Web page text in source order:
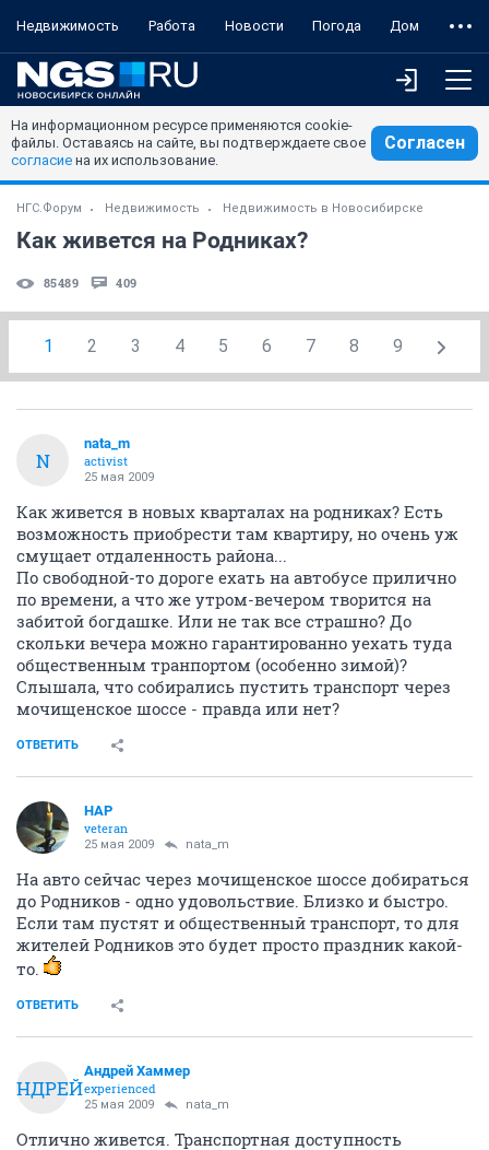
Недвижимость Работа Новости Погода Дом
На информационном ресурсе применяются cookie-
файлы. Оставаясь на сайте, вы подтверждаете свое
согласие на их использование.
Согласен
НГС.Форум Недвижимость Недвижимость в Новосибирске
Как живется на Родниках?
85489 409
1 2 3 4 5 6 7 8 9
N
nata_m
activist
25 мая 2009
Как живется в новых кварталах на родниках? Есть
возможность приобрести там квартиру, но очень уж
смущает отдаленность района...
По свободной-то дороге ехать на автобусе прилично
по времени, а что же утром-вечером творится на
забитой богдашке. Или не так все страшно? До
скольки вечера можно гарантированно уехать туда
общественным транпортом (особенно зимой)?
Слышала, что собирались пустить транспорт через
мочищенское шоссе - правда или нет?
ОТВЕТИТЬ
НАР
veteran
25 мая 2009 nata_m
На авто сейчас через мочищенское шоссе добираться
до Родников - одно удовольствие. Близко и быстро.
Если там пустят и общественный транспорт, то для
жителей Родников это будет просто праздник какой-
то.
ОТВЕТИТЬ
АНДРЕЙ
Андрей Хаммер
experienced
25 мая 2009 nata_m
Отлично живется. Транспортная доступность